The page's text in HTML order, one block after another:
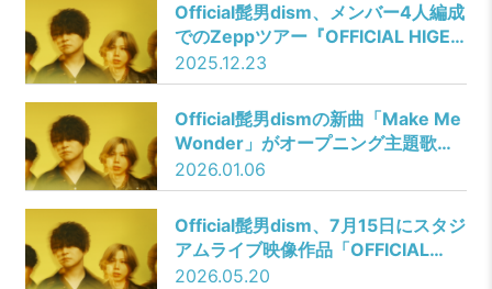
Official髭男dism、メンバー4人編成
でのZeppツアー『OFFICIAL HIGE
DANDISM one-man tour FOUR-
RE:ISM』よりZepp Nagoyaでのフ
ァイナル公演をFC限定で生配信決
定！
2025.12.23
Official髭男dismの新曲「Make Me
Wonder」がオープニング主題歌を
務めるTVアニメ『ダーウィン事変』
のノンクレジットオープニングが公
開！
2026.01.06
Official髭男dism、7月15日にスタジ
アムライブ映像作品「OFFICIAL
HIGE DANDISM LIVE at STADIUM
2026.05.20